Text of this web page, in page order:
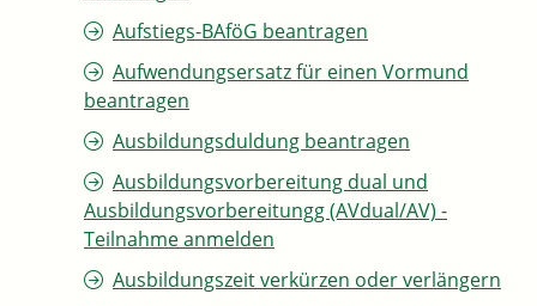
Aufstiegs-BAföG beantragen
Aufwendungsersatz für einen Vormund
beantragen
Ausbildungsduldung beantragen
Ausbildungsvorbereitung dual und
Ausbildungsvorbereitungg (AVdual/AV) -
Teilnahme anmelden
Ausbildungszeit verkürzen oder verlängern